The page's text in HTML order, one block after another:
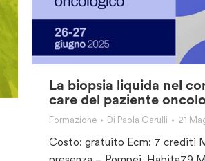
La biopsia liquida nel
care del paziente
Formazione Di Paola Garulli 21
Costo: gratuito Ecm: 7 crediti